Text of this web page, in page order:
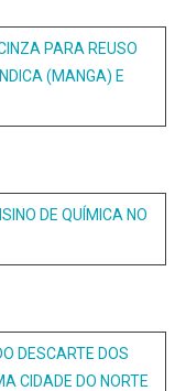
PARA REUSO
(MANGA) E
DE QUÍMICA NO
DESCARTE DOS
CIDADE DO NORTE